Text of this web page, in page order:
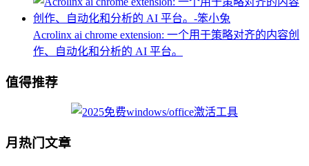
Acrolinx ai chrome extension: 一个用于策略对齐的内容创
作、自动化和分析的 AI 平台。
值得推荐
月热门文章